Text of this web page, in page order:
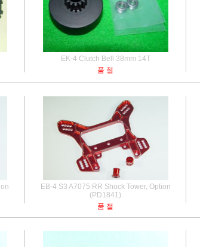
EK-4 Clutch Bell 38mm 14T
품 절
EB-4 S3 A7075 RR Shock Tower, Option
(PD1841)
품 절